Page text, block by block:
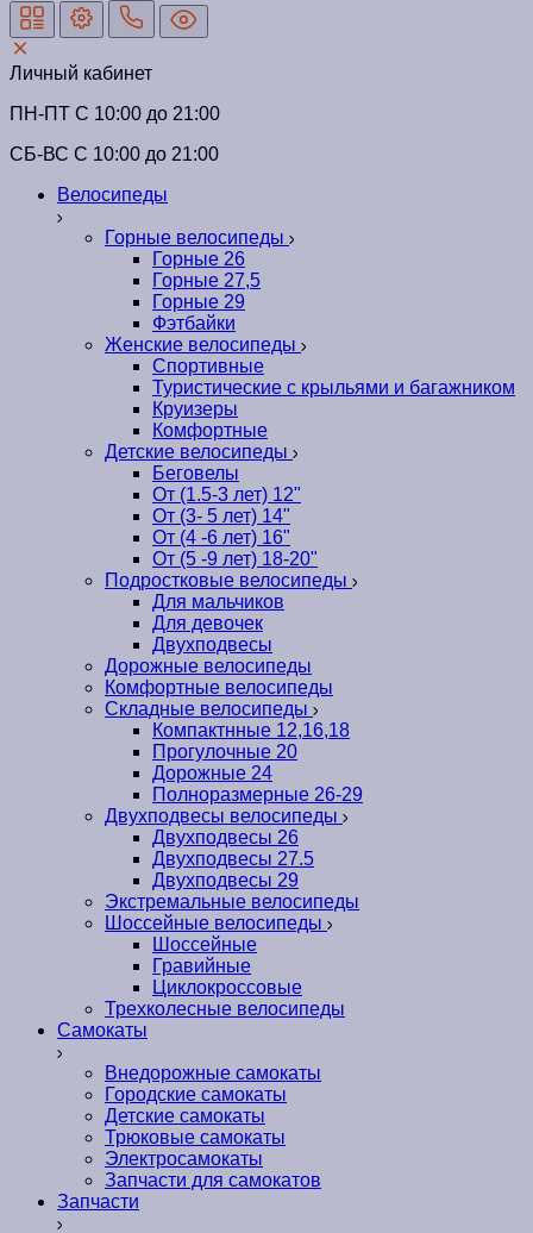
Личный кабинет
ПН-ПТ C 10:00 до 21:00
СБ-ВС С 10:00 до 21:00
Велосипеды
Горные велосипеды
Горные 26
Горные 27,5
Горные 29
Фэтбайки
Женские велосипеды
Спортивные
Туристические с крыльями и багажником
Круизеры
Комфортные
Детские велосипеды
Беговелы
От (1.5-3 лет) 12"
От (3- 5 лет) 14"
От (4 -6 лет) 16"
От (5 -9 лет) 18-20"
Подростковые велосипеды
Для мальчиков
Для девочек
Двухподвесы
Дорожные велосипеды
Комфортные велосипеды
Складные велосипеды
Компактнные 12,16,18
Прогулочные 20
Дорожные 24
Полноразмерные 26-29
Двухподвесы велосипеды
Двухподвесы 26
Двухподвесы 27.5
Двухподвесы 29
Экстремальные велосипеды
Шоссейные велосипеды
Шоссейные
Гравийные
Циклокроссовые
Трехколесные велосипеды
Самокаты
Внедорожные самокаты
Городские самокаты
Детские самокаты
Трюковые самокаты
Электросамокаты
Запчасти для самокатов
Запчасти